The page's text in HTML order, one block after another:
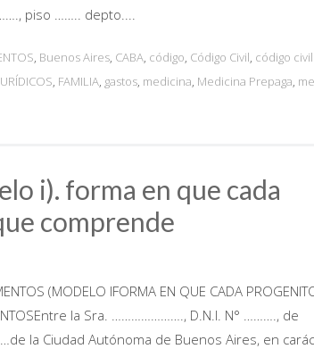
piso …….. depto....
, Buenos Aires, CABA, código, Código Civil, código
, FAMILIA, gastos, medicina, Medicina Prepaga,
i). forma en que cada
comprende
(MODELO IFORMA EN QUE CADA
la Sra. …………………., D.N.I. N° ………., de
la Ciudad Autónoma de Buenos Aires, en